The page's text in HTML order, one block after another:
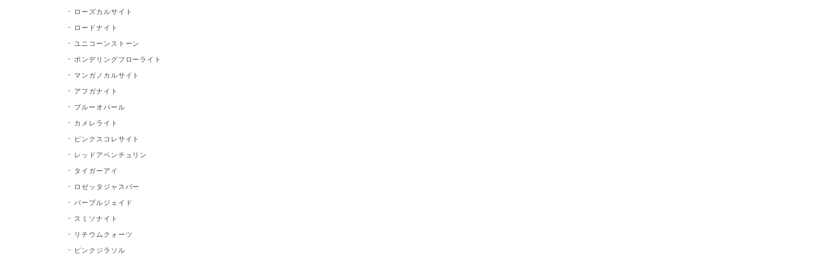
ローズカルサイト
ロードナイト
ユニコーンストーン
ポンデリングフローライト
マンガノカルサイト
アフガナイト
ブルーオパール
カメレライト
ピンクスコレサイト
レッドアベンチュリン
タイガーアイ
ロゼッタジャスパー
パープルジェイド
スミソナイト
リチウムクォーツ
ピンクジラソル